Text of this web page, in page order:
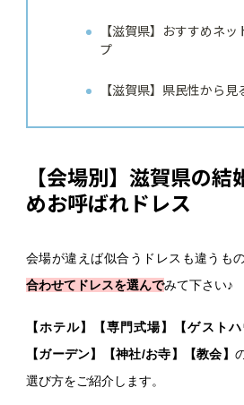
【滋賀県】おすすめネ
プ
【滋賀県】県民性から
【会場別】滋賀県の
めお呼ばれドレス
会場が違えば似合うドレスも違うも
合わせてドレスを選んでみて下さい♪
【ホテル】【専門式場】【ゲスト
【ガーデン】【神社/お寺】【教会】
選び方をご紹介します。